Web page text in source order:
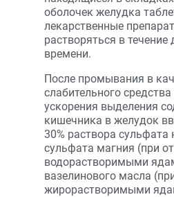
оболочек желудка
лекарственные
растворяться в течение
времени.
После промывания в
слабительного
ускорения выделения
кишечника в желудок
30% раствора сульфата
сульфата магния (при
водорастворимыми
вазелинового масла
жирорастворимыми